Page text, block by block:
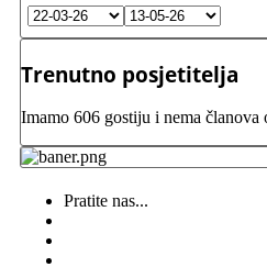
Trenutno posjetitelja
Imamo 606 gostiju i nema članova
Pratite nas...